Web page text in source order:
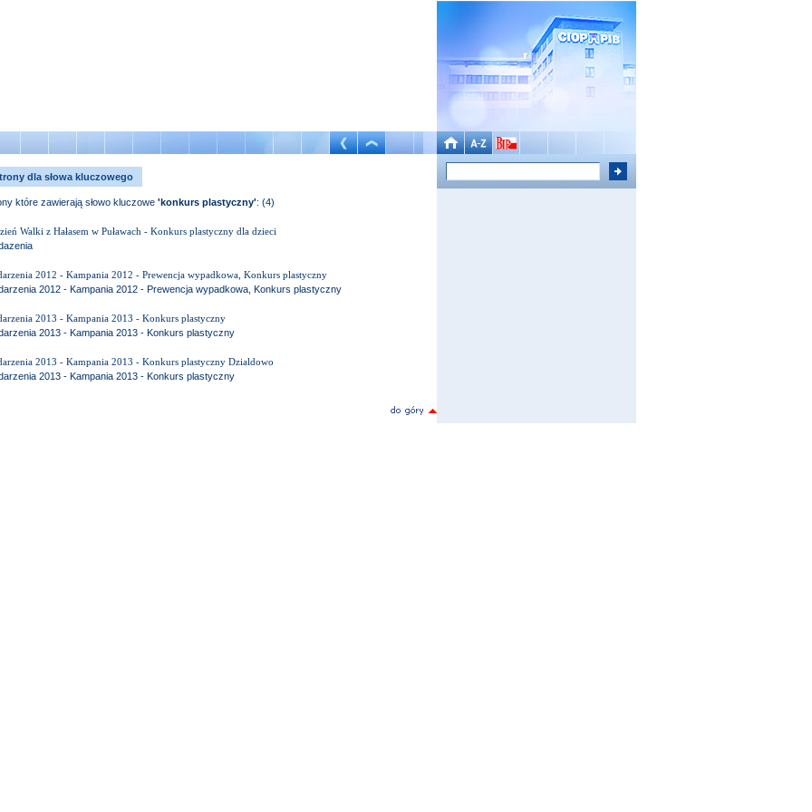
dla słowa kluczowego
które zawierają słowo kluczowe 'konkurs plastyczny': (4)
Walki z Hałasem w Puławach - Konkurs plastyczny dla dzieci
2012 - Kampania 2012 - Prewencja wypadkowa, Konkurs plastyczny
2012 - Kampania 2012 - Prewencja wypadkowa, Konkurs plastyczny
2013 - Kampania 2013 - Konkurs plastyczny
2013 - Kampania 2013 - Konkurs plastyczny
2013 - Kampania 2013 - Konkurs plastyczny Dzialdowo
2013 - Kampania 2013 - Konkurs plastyczny